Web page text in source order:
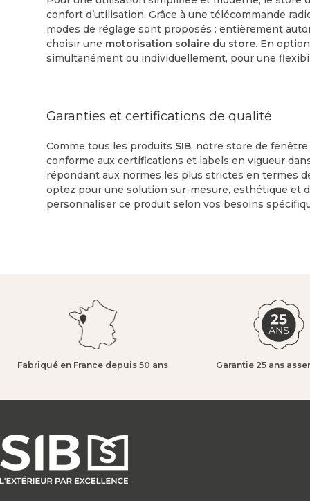
confort d’utilisation. Grâce à une télécommande
modes de réglage sont proposés : entièrement
choisir une motorisation solaire du store. En
simultanément ou individuellement, pour une
Garanties et certifications de qualité
Comme tous les produits SIB, notre store de
conforme aux certifications et labels en vigueur
répondant aux normes les plus strictes en termes
optez pour une solution sur-mesure, esthétique et
personnaliser ce produit selon vos besoins
Fabriqué en France depuis 50 ans​ Garantie 25 ans